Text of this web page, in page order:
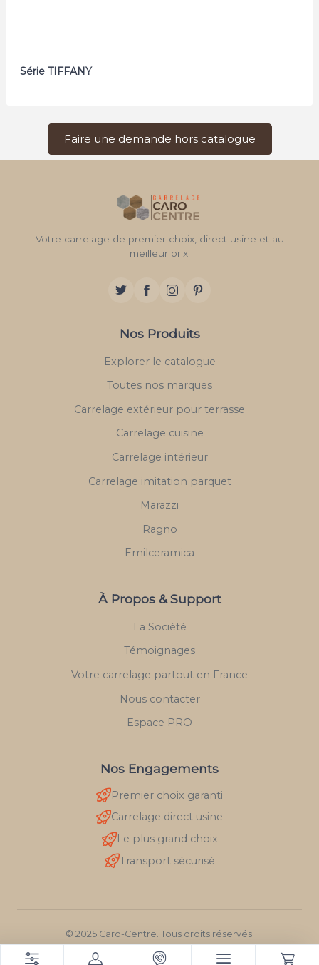
Série TIFFANY
Faire une demande hors catalogue
Votre carrelage de premier choix, direct usine et au
meilleur prix.
Nos Produits
Explorer le catalogue
Toutes nos marques
Carrelage extérieur pour terrasse
Carrelage cuisine
Carrelage intérieur
Carrelage imitation parquet
Marazzi
Ragno
Emilceramica
À Propos & Support
La Société
Témoignages
Votre carrelage partout en France
Nous contacter
Espace PRO
Nos Engagements
Premier choix garanti
Carrelage direct usine
Le plus grand choix
Transport sécurisé
© 2025 Caro-Centre. Tous droits réservés.
Mentions légales
RGPD